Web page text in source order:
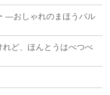
―おしゃれのまほうパル
ど、ほんとうはべつべ